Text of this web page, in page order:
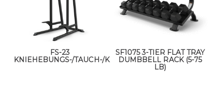
FS-23
KNIEHEBUNGS-/TAUCH-/KINNSTATION
SF1075 3-TIER FLAT TRAY
DUMBBELL RACK (5-75
LB)